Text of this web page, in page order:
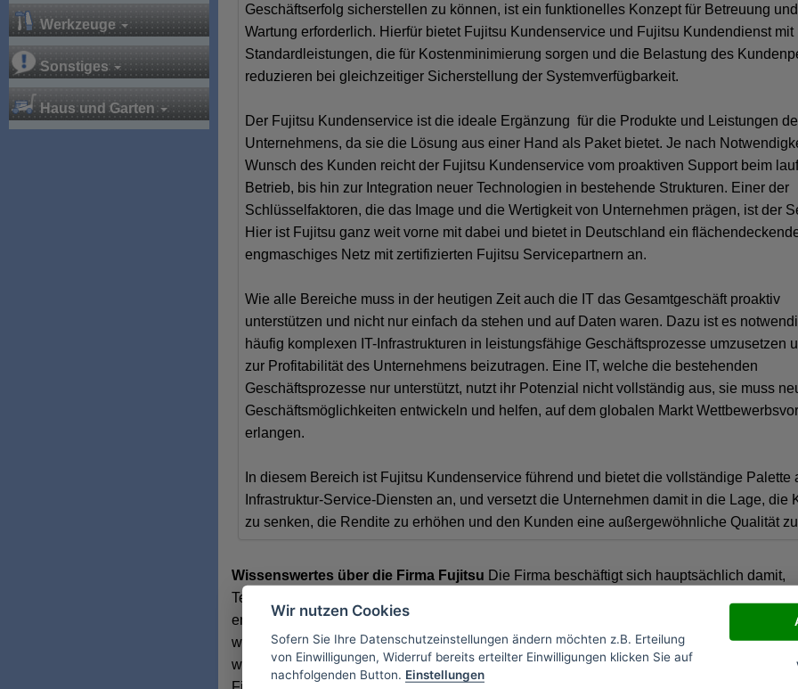
Werkzeuge
Sonstiges
Haus und Garten
Geschäftserfolg sicherstellen zu können, ist ein funktionelles Konzept für Betreuung und
Wartung erforderlich. Hierfür bietet Fujitsu Kundenservice und Fujitsu Kundendienst mit
Standardleistungen, die für Kostenminimierung sorgen und die Belastung des
reduzieren bei gleichzeitiger Sicherstellung der Systemverfügbarkeit.
Der Fujitsu Kundenservice ist die ideale Ergänzung für die Produkte und Leistungen
Unternehmens, da sie die Lösung aus einer Hand als Paket bietet. Je nach
Wunsch des Kunden reicht der Fujitsu Kundenservice vom proaktiven Support beim
Betrieb, bis hin zur Integration neuer Technologien in bestehende Strukturen. Einer der
Schlüsselfaktoren, die das Image und die Wertigkeit von Unternehmen prägen, ist der
Hier ist Fujitsu ganz weit vorne mit dabei und bietet in Deutschland ein
engmaschiges Netz mit zertifizierten Fujitsu Servicepartnern an.
Wie alle Bereiche muss in der heutigen Zeit auch die IT das Gesamtgeschäft proaktiv
unterstützen und nicht nur einfach da stehen und auf Daten waren. Dazu ist es
häufig komplexen IT-Infrastrukturen in leistungsfähige Geschäftsprozesse umzusetzen
zur Profitabilität des Unternehmens beizutragen. Eine IT, welche die bestehenden
Geschäftsprozesse nur unterstützt, nutzt ihr Potenzial nicht vollständig aus, sie muss
Geschäftsmöglichkeiten entwickeln und helfen, auf dem globalen Markt
erlangen.
In diesem Bereich ist Fujitsu Kundenservice führend und bietet die vollständige Palette
Infrastruktur-Service-Diensten an, und versetzt die Unternehmen damit in die Lage, die
zu senken, die Rendite zu erhöhen und den Kunden eine außergewöhnliche Qualität
Wissenswertes über die Firma Fujitsu Die Firma beschäftigt sich hauptsächlich damit,
Telekommunikation, Halbleiter, Netzwerke und Informationstechnologien für den
entwickeln. Der Konzern hat seinen Sitz in Tokio, Japan und Minato. Im März 2008
weltweit rund 173.000 Mitarbeiter und machte zur selben Zeit rund 37,2 Milliarden Euro
wurde im Jahr 1935 unter den Namen "Fuji Ts?shinki Seiz?" gegründet. Im Jahr 1945
Wir nutzen Cookies
Sofern Sie Ihre Datenschutzeinstellungen ändern möchten z.B. Erteilung
von Einwilligungen, Widerruf bereits erteilter Einwilligungen klicken Sie auf
nachfolgenden Button. Einstellungen